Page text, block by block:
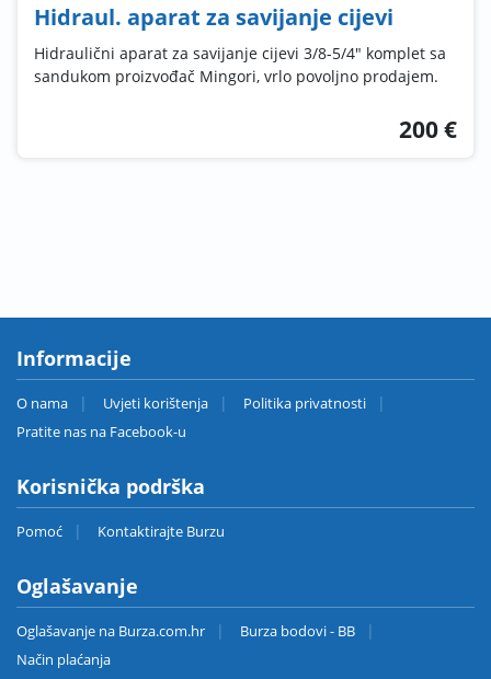
Hidraul. aparat za savijanje cijevi
Hidraulični aparat za savijanje cijevi 3/8-5/4" komplet sa
sandukom proizvođač Mingori, vrlo povoljno prodajem.
200 €
Informacije
O nama Uvjeti korištenja
Politika privatnosti
Pratite nas na Facebook-u
Korisnička podrška
Pomoć Kontaktirajte Burzu
Oglašavanje
Oglašavanje na Burza.com.hr
Burza bodovi - BB
Način plaćanja